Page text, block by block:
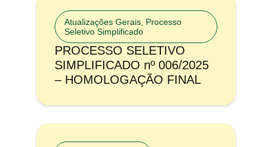
Atualizações Gerais Processo
Seletivo Simplificado
PROCESSO SELETIVO
SIMPLIFICADO nº 006/2025
– HOMOLOGAÇÃO FINAL